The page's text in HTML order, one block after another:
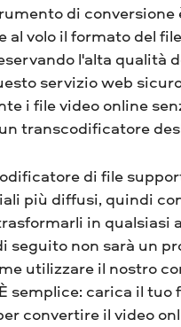
di conversione
al volo il formato del
l'alta qualità
servizio web
i file video online
transcodificatore
di file
più diffusi, quindi
in qualsiasi
seguito non sarà un
utilizzare il nostro
semplice: carica il tuo
convertire il video